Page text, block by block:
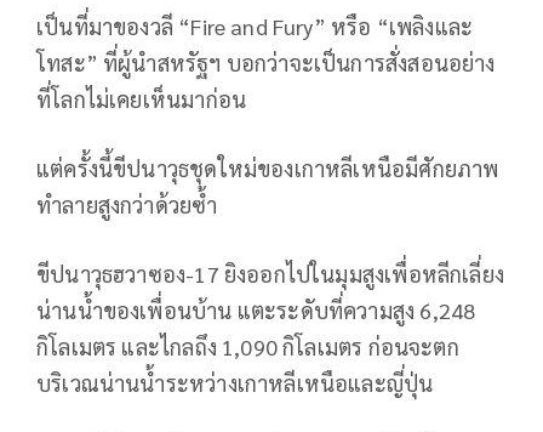
เป็นที่มาของวลี “Fire and Fury” หรือ “เพลิงและ
โทสะ” ที่ผู้นำสหรัฐฯ บอกว่าจะเป็นการสั่งสอนอย่าง
ที่โลกไม่เคยเห็นมาก่อน
แต่ครั้งนี้ขีปนาวุธชุดใหม่ของเกาหลีเหนือมีศักยภาพ
ทำลายสูงกว่าด้วยซ้ำ
ขีปนาวุธฮวาซอง-17 ยิงออกไปในมุมสูงเพื่อหลีกเลี่ยง
น่านน้ำของเพื่อนบ้าน แตะระดับที่ความสูง 6,248
กิโลเมตร และไกลถึง 1,090 กิโลเมตร ก่อนจะตก
บริเวณน่านน้ำระหว่างเกาหลีเหนือและญี่ปุ่น